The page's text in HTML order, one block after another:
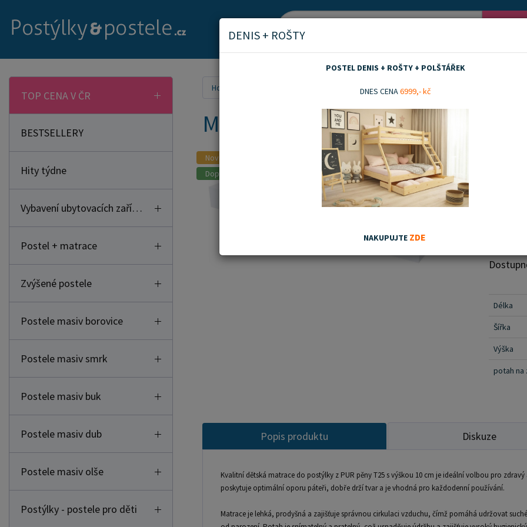
TOP CENA V ČR
BESTSELLERY
Hity týdne
Vybavení ubytovacích zařízení
Postel + matrace
Zvýšené postele
Postele masiv borovice
Postele masiv smrk
Postele masiv buk
Postele masiv dub
Postele masiv olše
Postýlky - postele pro děti
Home Matrace PUR 120x60x10 cm
Matrace PUR 120x60x10 cm
Novinka
Doporučujeme
vhodná
Hlavní výhody: PUR pěna T25 –
prodyšnost a
Vhodná pro
do
Délka
Šířka
Výška
potah na
Popis produktu Diskuze
Kvalitní dětská matrace do postýlky z PUR pěny T25 s výškou 10 cm je ideální volbou pro
poskytuje optimální oporu páteři, dobře drží tvar a je vhodná pro každodenní používání.
Matrace je lehká, prodyšná a zajišťuje správnou cirkulaci vzduchu, čímž pomáhá udržovat
DENIS + ROŠTY
POSTEL DENIS + ROŠTY + POLŠTÁŘEK
DNES CENA6999,- kč
NAKUPUJTE ZDE